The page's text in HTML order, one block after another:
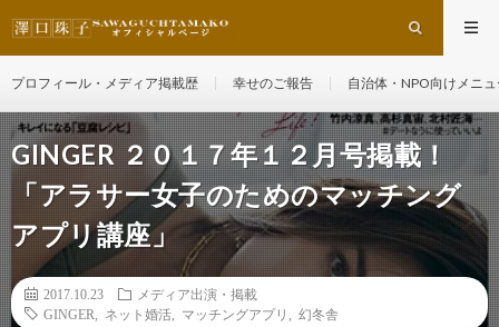
プロフィール・メディア掲載歴 幸せのご報告 自治体・NPO向けメニ
GINGER ２０１７年１２月号掲載！
「アラサー女子のためのマッチング
アプリ講座」
2017.10.23
メディア出演・掲載
GINGER
ネット婚活 マッチングアプリ 幻冬舎